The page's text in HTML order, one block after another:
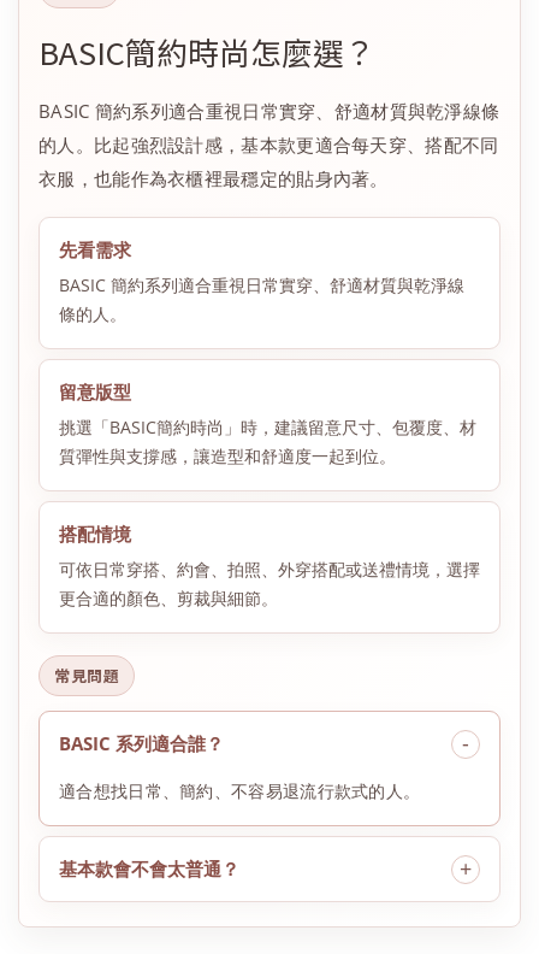
BASIC簡約時尚怎麼選？
BASIC 簡約系列適合重視日常實穿、舒適材質與乾淨線條
的人。比起強烈設計感，基本款更適合每天穿、搭配不同
衣服，也能作為衣櫃裡最穩定的貼身內著。
先看需求
BASIC 簡約系列適合重視日常實穿、舒適材質與乾淨線
條的人。
留意版型
挑選「BASIC簡約時尚」時，建議留意尺寸、包覆度、材
質彈性與支撐感，讓造型和舒適度一起到位。
搭配情境
可依日常穿搭、約會、拍照、外穿搭配或送禮情境，選擇
更合適的顏色、剪裁與細節。
常見問題
BASIC 系列適合誰？
適合想找日常、簡約、不容易退流行款式的人。
基本款會不會太普通？